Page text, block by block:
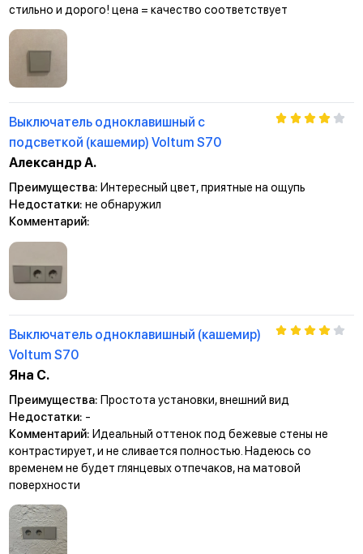
стильно и дорого! цена = качество соответствует
Выключатель одноклавишный с
подсветкой (кашемир) Voltum S70
Александр А.
Преимущества: Интересный цвет, приятные на ощупь
Недостатки: не обнаружил
Комментарий:
Выключатель одноклавишный (кашемир)
Voltum S70
Яна С.
Преимущества: Простота установки, внешний вид
Недостатки: -
Комментарий: Идеальный оттенок под бежевые стены не
контрастирует, и не сливается полностью. Надеюсь со
временем не будет глянцевых отпечаков, на матовой
поверхности